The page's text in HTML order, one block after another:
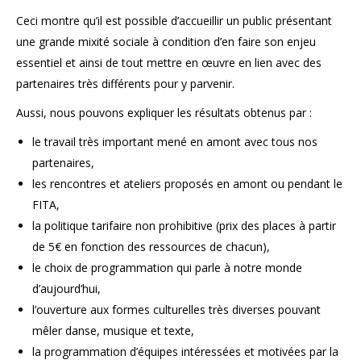
Ceci montre qu’il est possible d’accueillir un public présentant
une grande mixité sociale à condition d’en faire son enjeu
essentiel et ainsi de tout mettre en œuvre en lien avec des
partenaires très différents pour y parvenir.
Aussi, nous pouvons expliquer les résultats obtenus par :
le travail très important mené en amont avec tous nos
partenaires,
les rencontres et ateliers proposés en amont ou pendant le
FITA,
la politique tarifaire non prohibitive (prix des places à partir
de 5€ en fonction des ressources de chacun),
le choix de programmation qui parle à notre monde
d’aujourd’hui,
l’ouverture aux formes culturelles très diverses pouvant
mêler danse, musique et texte,
la programmation d’équipes intéressées et motivées par la